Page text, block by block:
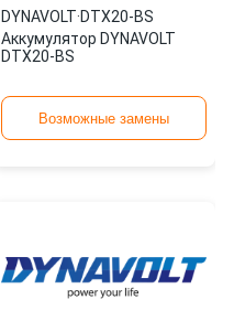
DYNAVOLT·DTX20-BS
Аккумулятор DYNAVOLT
DTX20-BS
Возможные замены